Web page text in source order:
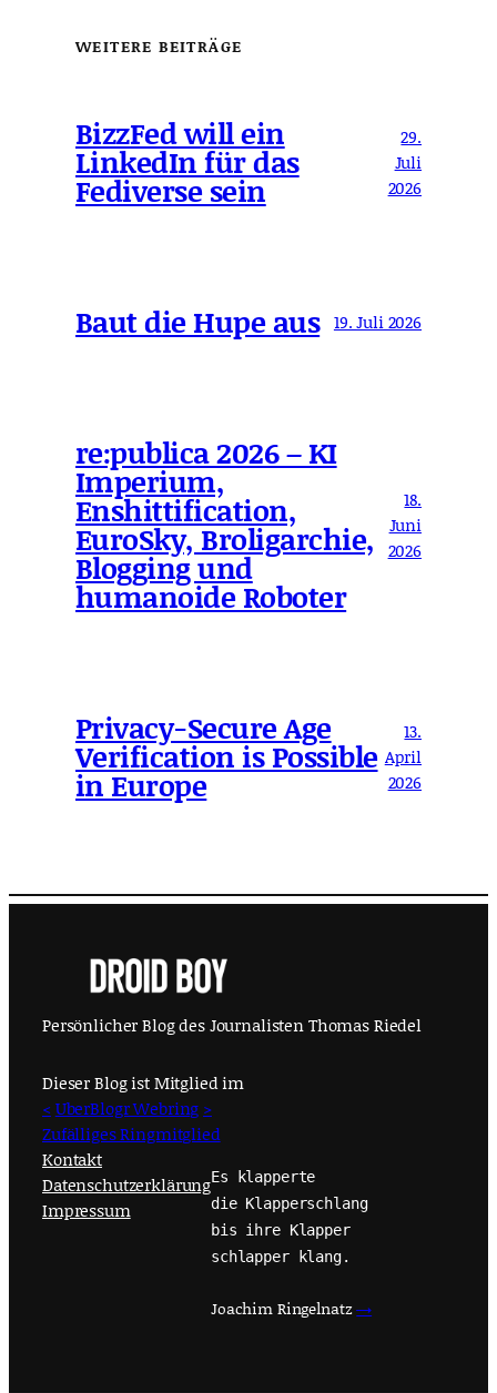
WEITERE BEITRÄGE
BizzFed will ein
LinkedIn für das
Fediverse sein
29.
Juli
2026
Baut die Hupe aus 19. Juli 2026
re:publica 2026 – KI
Imperium,
Enshittification,
EuroSky, Broligarchie,
Blogging und
humanoide Roboter
18.
Juni
2026
Privacy-Secure Age
Verification is Possible
in Europe
13.
April
2026
Persönlicher Blog des Journalisten Thomas Riedel
Dieser Blog ist Mitglied im
< UberBlogr Webring >
Zufälliges Ringmitglied
Kontakt
Datenschutzerklärung
Impressum
Es klapperte
die Klapperschlang
bis ihre Klapper
schlapper klang.
Joachim Ringelnatz→